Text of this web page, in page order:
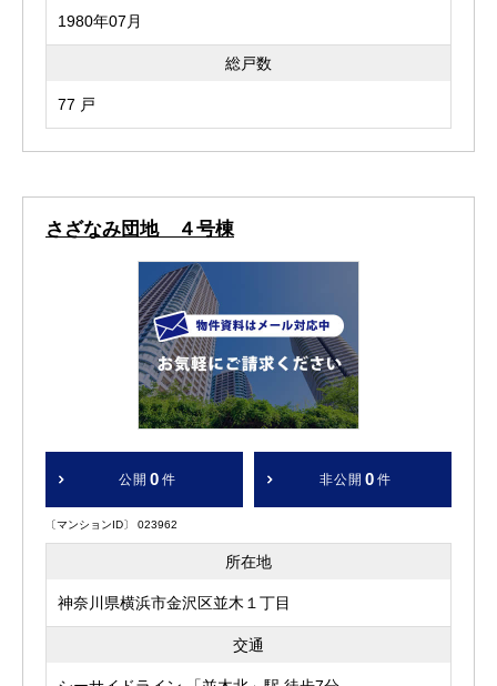
1980年07月
総戸数
77 戸
さざなみ団地 ４号棟
公開 0 件 非公開 0 件
〔マンションID〕 023962
所在地
神奈川県横浜市金沢区並木１丁目
交通